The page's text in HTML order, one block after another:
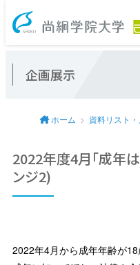
企画展示
ホーム 資料リスト
2022年度4月「成年
ンジ2)
2022年4月から成年年齢が18